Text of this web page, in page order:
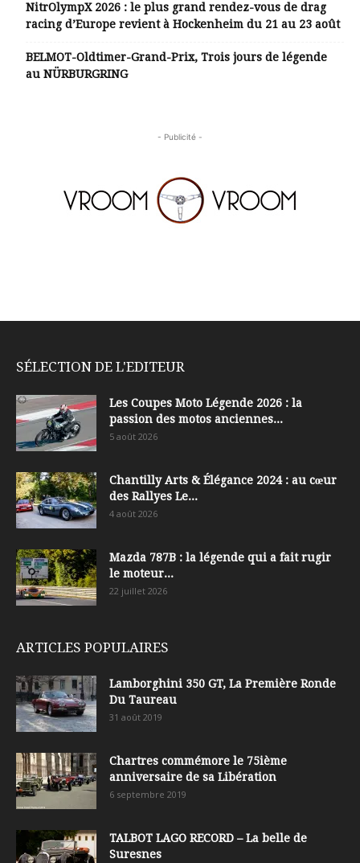
NitrOlympX 2026 : le plus grand rendez-vous de drag
racing d’Europe revient à Hockenheim du 21 au 23 août
BELMOT-Oldtimer-Grand-Prix, Trois jours de légende
au NÜRBURGRING
- Publicité -
SÉLECTION DE L'EDITEUR
Les Coupes Moto Légende 2026 : la
passion des motos anciennes...
5 août 2026
Chantilly Arts & Élégance 2024 : au cœur
des Rallyes Le...
4 août 2026
Mazda 787B : la légende qui a fait rugir
le moteur...
22 juillet 2026
ARTICLES POPULAIRES
Lamborghini 350 GT, La Première Ronde
Du Taureau
31 août 2019
Chartres commémore le 75ième
anniversaire de sa Libération
6 septembre 2019
TALBOT LAGO RECORD – La belle de
Suresnes